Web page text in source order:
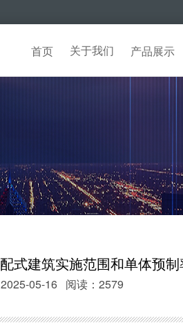
首页 关于我们 产品展示
式建筑实施范围和单体预制
2025-05-16 阅读：2579